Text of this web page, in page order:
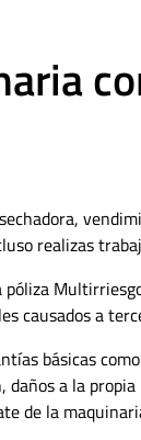
realizas
causados a
básicas
a la
de la